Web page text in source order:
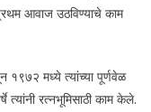
आवाज उठविण्याचे काम
१९७२ मध्ये त्यांच्या पूर्णवेळ
त्यांनी रत्नभूमिसाठी काम केले.